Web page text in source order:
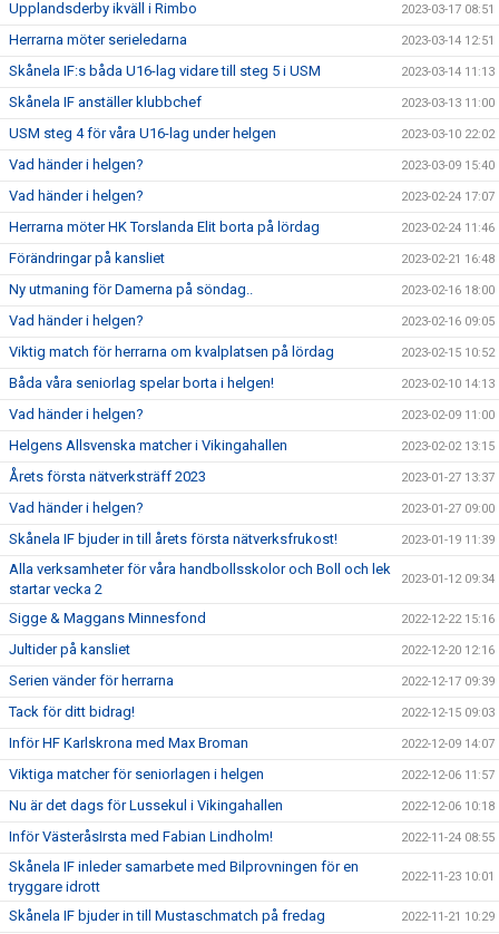
Upplandsderby ikväll i Rimbo 2023-03-17 08:51
Herrarna möter serieledarna 2023-03-14 12:51
Skånela IF:s båda U16-lag vidare till steg 5 i USM 2023-03-14 11:13
Skånela IF anställer klubbchef 2023-03-13 11:00
USM steg 4 för våra U16-lag under helgen 2023-03-10 22:02
Vad händer i helgen? 2023-03-09 15:40
Vad händer i helgen? 2023-02-24 17:07
Herrarna möter HK Torslanda Elit borta på lördag 2023-02-24 11:46
Förändringar på kansliet 2023-02-21 16:48
Ny utmaning för Damerna på söndag.. 2023-02-16 18:00
Vad händer i helgen? 2023-02-16 09:05
Viktig match för herrarna om kvalplatsen på lördag 2023-02-15 10:52
Båda våra seniorlag spelar borta i helgen! 2023-02-10 14:13
Vad händer i helgen? 2023-02-09 11:00
Helgens Allsvenska matcher i Vikingahallen 2023-02-02 13:15
Årets första nätverksträff 2023 2023-01-27 13:37
Vad händer i helgen? 2023-01-27 09:00
Skånela IF bjuder in till årets första nätverksfrukost! 2023-01-19 11:39
Alla verksamheter för våra handbollsskolor och Boll och lek
startar vecka 2
2023-01-12 09:34
Sigge & Maggans Minnesfond 2022-12-22 15:16
Jultider på kansliet 2022-12-20 12:16
Serien vänder för herrarna 2022-12-17 09:39
Tack för ditt bidrag! 2022-12-15 09:03
Inför HF Karlskrona med Max Broman 2022-12-09 14:07
Viktiga matcher för seniorlagen i helgen 2022-12-06 11:57
Nu är det dags för Lussekul i Vikingahallen 2022-12-06 10:18
Inför VästeråsIrsta med Fabian Lindholm! 2022-11-24 08:55
Skånela IF inleder samarbete med Bilprovningen för en
tryggare idrott
2022-11-23 10:01
Skånela IF bjuder in till Mustaschmatch på fredag 2022-11-21 10:29